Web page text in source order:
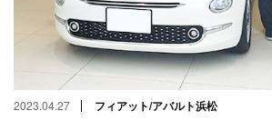
2023.04.27 フィアット/アバルト浜松